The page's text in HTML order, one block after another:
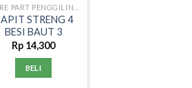
STRENG 4
BESI BAUT 3
Rp14,300
BELI